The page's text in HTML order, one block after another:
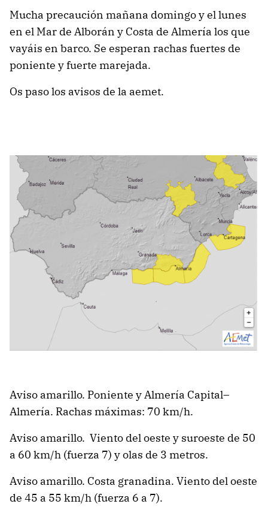
Mucha precaución mañana domingo y el lunes
en el Mar de Alborán y Costa de Almería los que
vayáis en barco. Se esperan rachas fuertes de
poniente y fuerte marejada.
Os paso los avisos de la aemet.
Aviso amarillo. Poniente y Almería Capital–
Almería. Rachas máximas: 70 km/h.
Aviso amarillo. Viento del oeste y suroeste de 50
a 60 km/h (fuerza 7) y olas de 3 metros.
Aviso amarillo. Costa granadina. Viento del oeste
de 45 a 55 km/h (fuerza 6 a 7).